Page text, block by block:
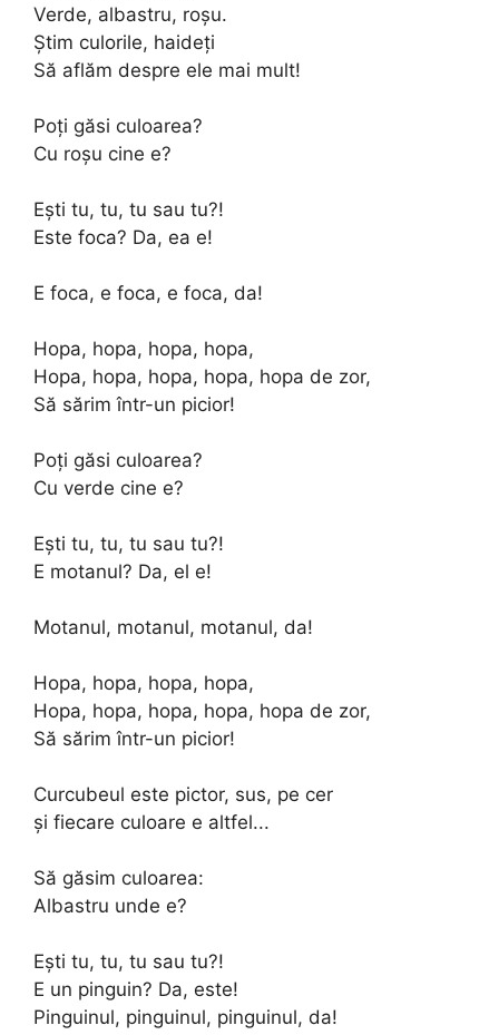
Verde, albastru, roșu.
Știm culorile, haideți
Să aflăm despre ele mai mult!
Poți găsi culoarea?
Cu roșu cine e?
Ești tu, tu, tu sau tu?!
Este foca? Da, ea e!
E foca, e foca, e foca, da!
Hopa, hopa, hopa, hopa,
Hopa, hopa, hopa, hopa, hopa de zor,
Să sărim într-un picior!
Poți găsi culoarea?
Cu verde cine e?
Ești tu, tu, tu sau tu?!
E motanul? Da, el e!
Motanul, motanul, motanul, da!
Hopa, hopa, hopa, hopa,
Hopa, hopa, hopa, hopa, hopa de zor,
Să sărim într-un picior!
Curcubeul este pictor, sus, pe cer
și fiecare culoare e altfel...
Să găsim culoarea:
Albastru unde e?
Ești tu, tu, tu sau tu?!
E un pinguin? Da, este!
Pinguinul, pinguinul, pinguinul, da!